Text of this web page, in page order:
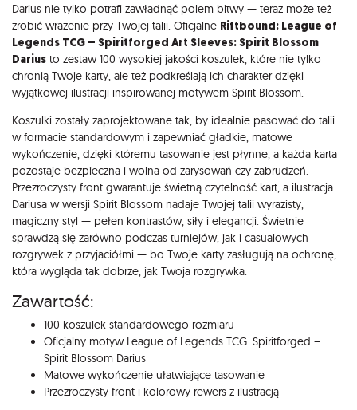
Darius nie tylko potrafi zawładnąć polem bitwy — teraz może też
zrobić wrażenie przy Twojej talii. Oficjalne Riftbound: League of
Legends TCG – Spiritforged Art Sleeves: Spirit Blossom
Darius to zestaw 100 wysokiej jakości koszulek, które nie tylko
chronią Twoje karty, ale też podkreślają ich charakter dzięki
wyjątkowej ilustracji inspirowanej motywem Spirit Blossom.
Koszulki zostały zaprojektowane tak, by idealnie pasować do talii
w formacie standardowym i zapewniać gładkie, matowe
wykończenie, dzięki któremu tasowanie jest płynne, a każda karta
pozostaje bezpieczna i wolna od zarysowań czy zabrudzeń.
Przezroczysty front gwarantuje świetną czytelność kart, a ilustracja
Dariusa w wersji Spirit Blossom nadaje Twojej talii wyrazisty,
magiczny styl — pełen kontrastów, siły i elegancji. Świetnie
sprawdzą się zarówno podczas turniejów, jak i casualowych
rozgrywek z przyjaciółmi — bo Twoje karty zasługują na ochronę,
która wygląda tak dobrze, jak Twoja rozgrywka.
Zawartość:
100 koszulek standardowego rozmiaru
Oficjalny motyw League of Legends TCG: Spiritforged –
Spirit Blossom Darius
Matowe wykończenie ułatwiające tasowanie
Przezroczysty front i kolorowy rewers z ilustracją